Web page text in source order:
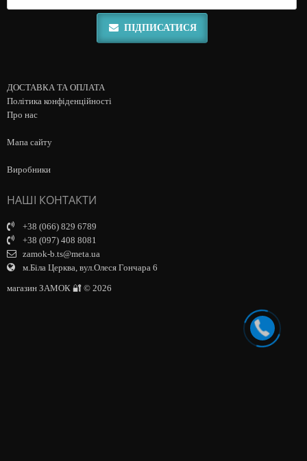
ПІДПИСАТИСЯ
ДОСТАВКА ТА ОПЛАТА
Політика конфіденційності
Про нас
Мапа сайту
Виробники
НАШІ КОНТАКТИ
+38 (066) 829 6789
+38 (097) 408 8081
zamok-b.ts@meta.ua
м.Біла Церква, вул.Олеся Гончара 6
магазин ЗАМОК 🔐 © 2026